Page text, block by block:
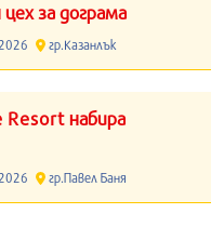
за дограма
гр.Казанлък
набира
гр.Павел Баня